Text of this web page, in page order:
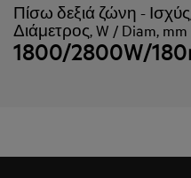
Πίσω δεξιά ζώνη -
Διάμετρος, W / Diam, mm
1800/2800W/